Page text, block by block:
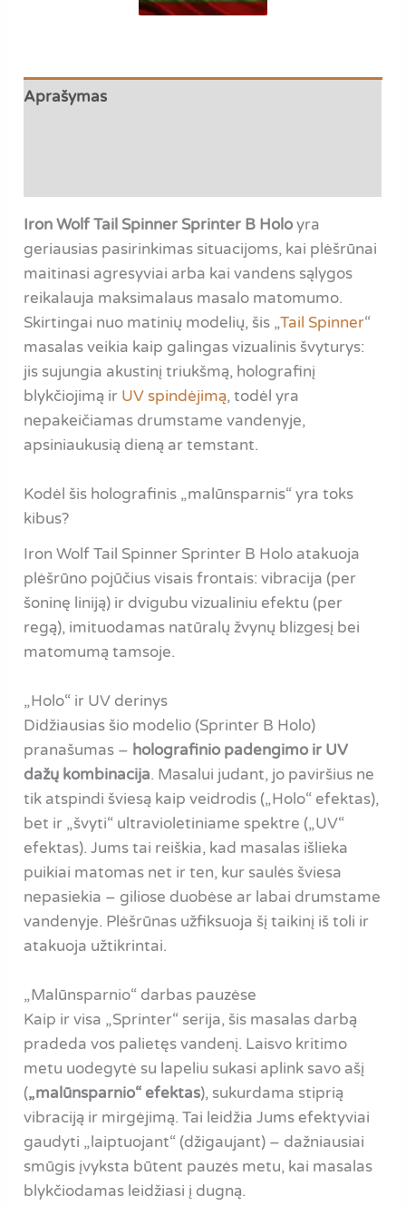
Aprašymas
Iron Wolf Tail Spinner Sprinter B Holoyra
geriausias pasirinkimas situacijoms, kai plėšrūnai
maitinasi agresyviai arba kai vandens sąlygos
reikalauja maksimalaus masalo matomumo.
Skirtingai nuo matinių modelių, šis „Tail Spinner“
masalas veikia kaip galingas vizualinis švyturys:
jis sujungia akustinį triukšmą, holografinį
blykčiojimą ir UV spindėjimą, todėl yra
nepakeičiamas drumstame vandenyje,
apsiniaukusią dieną ar temstant.
Kodėl šis holografinis „malūnsparnis“ yra toks
kibus?
Iron Wolf Tail Spinner Sprinter B Holo atakuoja
plėšrūno pojūčius visais frontais: vibracija (per
šoninę liniją) ir dvigubu vizualiniu efektu (per
regą), imituodamas natūralų žvynų blizgesį bei
matomumą tamsoje.
„Holo“ ir UV derinys
Didžiausias šio modelio (Sprinter B Holo)
pranašumas – holografinio padengimo ir UV
dažų kombinacija. Masalui judant, jo paviršius ne
tik atspindi šviesą kaip veidrodis („Holo“ efektas),
bet ir „švyti“ ultravioletiniame spektre („UV“
efektas). Jums tai reiškia, kad masalas išlieka
puikiai matomas net ir ten, kur saulės šviesa
nepasiekia – giliose duobėse ar labai drumstame
vandenyje. Plėšrūnas užfiksuoja šį taikinį iš toli ir
atakuoja užtikrintai.
„Malūnsparnio“ darbas pauzėse
Kaip ir visa „Sprinter“ serija, šis masalas darbą
pradeda vos palietęs vandenį. Laisvo kritimo
metu uodegytė su lapeliu sukasi aplink savo ašį
(„malūnsparnio“ efektas), sukurdama stiprią
vibraciją ir mirgėjimą. Tai leidžia Jums efektyviai
gaudyti „laiptuojant“ (džigaujant) – dažniausiai
smūgis įvyksta būtent pauzės metu, kai masalas
blykčiodamas leidžiasi į dugną.